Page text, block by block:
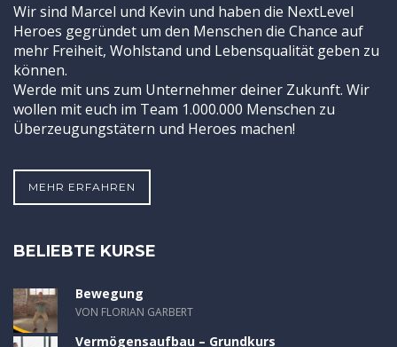
Wir sind Marcel und Kevin und haben die NextLevel
Heroes gegründet um den Menschen die Chance auf
mehr Freiheit, Wohlstand und Lebensqualität geben zu
können.
Werde mit uns zum Unternehmer deiner Zukunft. Wir
wollen mit euch im Team 1.000.000 Menschen zu
Überzeugungstätern und Heroes machen!
MEHR ERFAHREN
BELIEBTE KURSE
Bewegung
VON FLORIAN GARBERT
Vermögensaufbau – Grundkurs